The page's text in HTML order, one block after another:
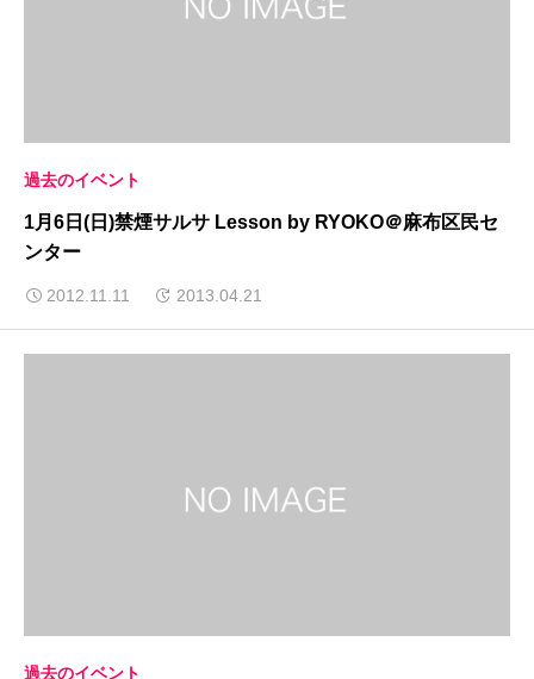
過去のイベント
1月6日(日)禁煙サルサ Lesson by RYOKO＠麻布区民セ
ンター
2012.11.11 2013.04.21
過去のイベント